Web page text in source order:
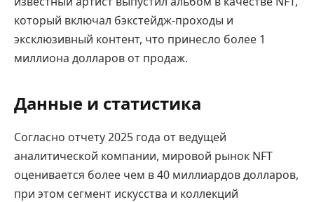
который включал бэкстейдж-проходы и
эксклюзивный контент, что принесло более 1
миллиона долларов от продаж.
Данные и статистика
Согласно отчету 2025 года от ведущей
аналитической компании, мировой рынок NFT
оценивается более чем в 40 миллиардов долларов,
при этом сегмент искусства и коллекций